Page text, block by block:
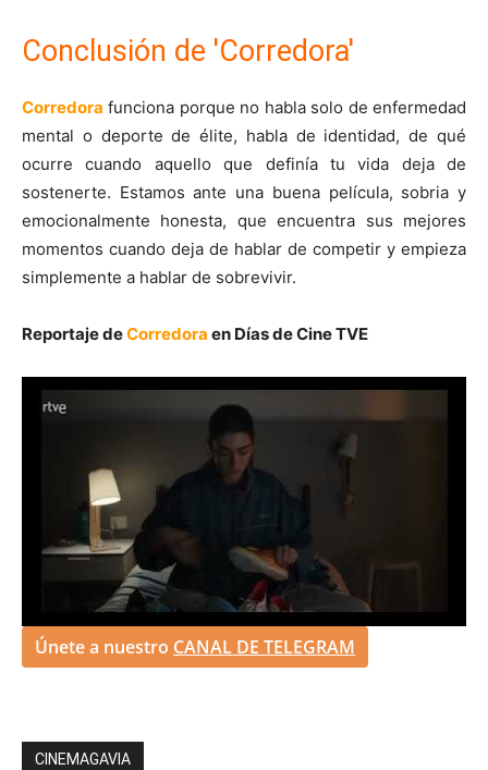
Conclusión de 'Corredora'
Corredora funciona porque no habla solo de enfermedad
mental o deporte de élite, habla de identidad, de qué
ocurre cuando aquello que definía tu vida deja de
sostenerte. Estamos ante una buena película, sobria y
emocionalmente honesta, que encuentra sus mejores
momentos cuando deja de hablar de competir y empieza
simplemente a hablar de sobrevivir.
Reportaje deCorredora en Días de Cine TVE
Únete a nuestro CANAL DE TELEGRAM
CINEMAGAVIA